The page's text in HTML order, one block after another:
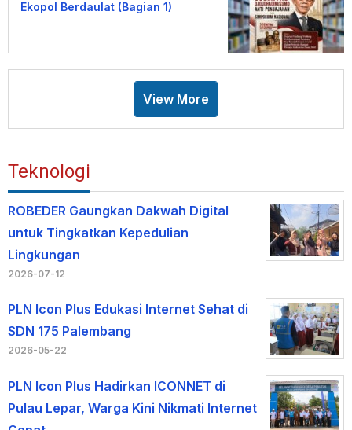
Ekopol Berdaulat (Bagian 1)
View More
Teknologi
ROBEDER Gaungkan Dakwah Digital
untuk Tingkatkan Kepedulian
Lingkungan
2026-07-12
PLN Icon Plus Edukasi Internet Sehat di
SDN 175 Palembang
2026-05-22
PLN Icon Plus Hadirkan ICONNET di
Pulau Lepar, Warga Kini Nikmati Internet